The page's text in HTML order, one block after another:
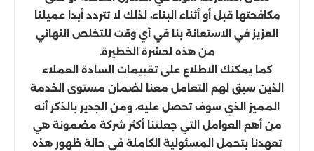
مكافحتها قبل أو أثناء البناء، لذلك لا تتردد أبدا عميلنا
العزيز في الاستعانة بنا في أي وقت للتخلص النهائي
من هذه لحشرة الخطيرة.
كما يمكنك الاطلاع على تقييمات السادة العملاء
الذين سبق لهم التعامل معنا لضمان مستوى الخدمة
المميز الذي سوف تحصل عليه، ومن الجدير بالذكر أنه
من أهم العوامل التي جعلتنا أكثر شركة مضمونة هي
تعهدنا بتحمل المسئولية الكاملة في حالة ظهور هذه